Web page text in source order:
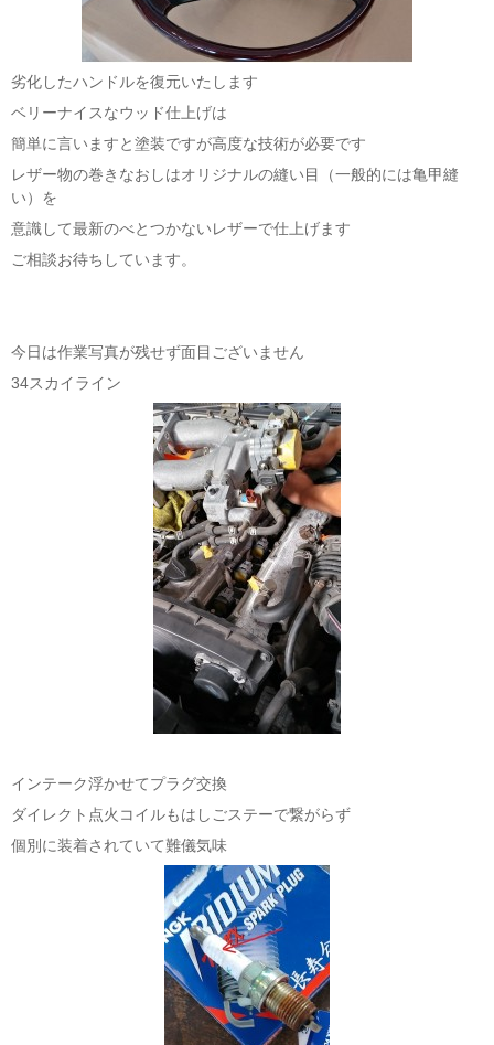
劣化したハンドルを復元いたします
ベリーナイスなウッド仕上げは
簡単に言いますと塗装ですが高度な技術が必要です
レザー物の巻きなおしはオリジナルの縫い目（一般的には亀甲縫
い）を
意識して最新のべとつかないレザーで仕上げます
ご相談お待ちしています。
今日は作業写真が残せず面目ございません
34スカイライン
インテーク浮かせてプラグ交換
ダイレクト点火コイルもはしごステーで繋がらず
個別に装着されていて難儀気味